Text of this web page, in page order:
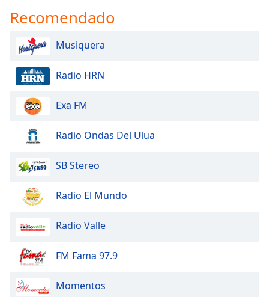
Recomendado
Musiquera
Radio HRN
Exa FM
Radio Ondas Del Ulua
SB Stereo
Radio El Mundo
Radio Valle
FM Fama 97.9
Momentos